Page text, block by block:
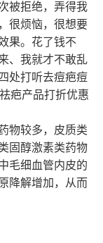
被拒绝，弄得我
很烦恼，很想要
果。花了钱不
、我就才不敢乱
处打听去痘疤痘
疤产品打折优惠
物较多，皮质类
固醇激素类药物
毛细血管内皮的
降解增加，从而